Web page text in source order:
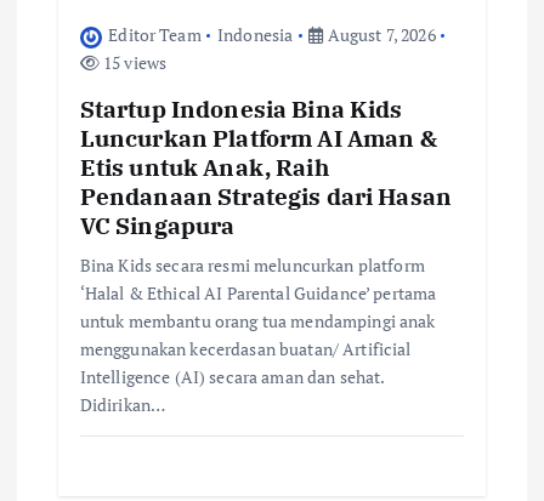
Editor Team Indonesia
August 7, 2026
15 views
Startup Indonesia Bina Kids
Luncurkan Platform AI Aman &
Etis untuk Anak, Raih
Pendanaan Strategis dari Hasan
VC Singapura
Bina Kids secara resmi meluncurkan platform
‘Halal & Ethical AI Parental Guidance’ pertama
untuk membantu orang tua mendampingi anak
menggunakan kecerdasan buatan/ Artificial
Intelligence (AI) secara aman dan sehat.
Didirikan…